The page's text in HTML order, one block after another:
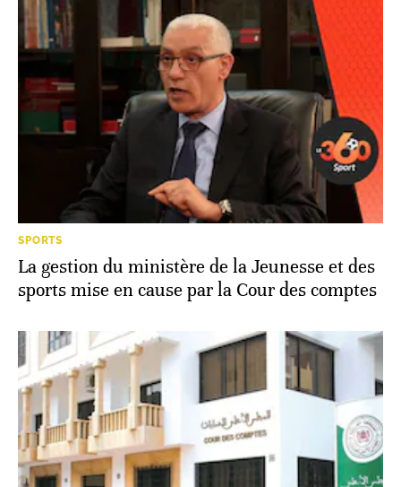
SPORTS
La gestion du ministère de la Jeunesse et des
sports mise en cause par la Cour des comptes